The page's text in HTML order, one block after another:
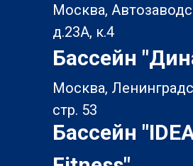
Бассейн
Москва,
стр. 53
Москва,
д.23А, к.4
Бассейн